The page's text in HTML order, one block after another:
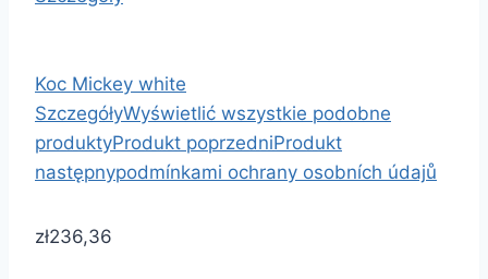
Koc Mickey white
SzczegółyWyświetlić wszystkie podobne
produktyProdukt poprzedniProdukt
następnypodmínkami ochrany osobních údajů
zł236,36